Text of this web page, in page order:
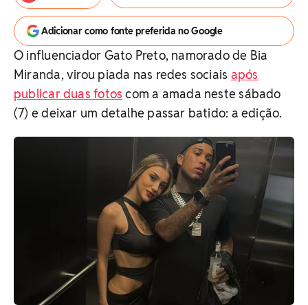
Adicionar como fonte preferida no Google
O influenciador Gato Preto, namorado de Bia
Miranda, virou piada nas redes sociais após
publicar duas fotos com a amada neste sábado
(7) e deixar um detalhe passar batido: a edição.